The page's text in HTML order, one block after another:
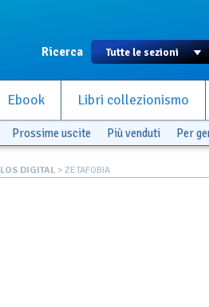
Ricerca
Ebook Libri collezionismo
Prossime uscite Più venduti Per
DIGITAL > ZETAFOBIA